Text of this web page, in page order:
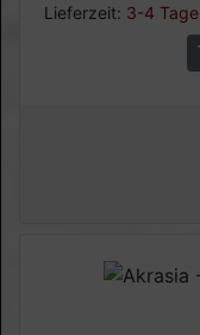
Lieferzeit: 3-4 Tage